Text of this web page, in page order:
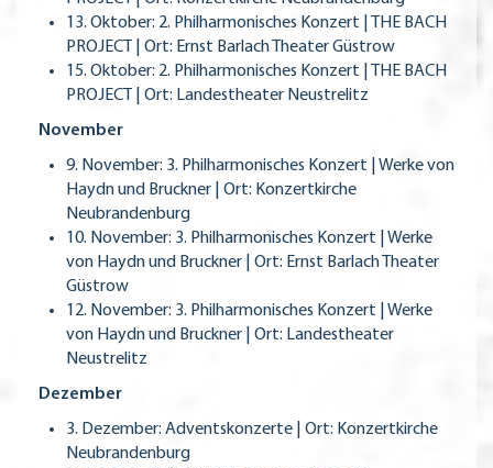
13. Oktober: 2. Philharmonisches Konzert | THE BACH
PROJECT | Ort: Ernst Barlach Theater Güstrow
15. Oktober: 2. Philharmonisches Konzert | THE BACH
PROJECT | Ort: Landestheater Neustrelitz
November
9. November: 3. Philharmonisches Konzert | Werke von
Haydn und Bruckner | Ort: Konzertkirche
Neubrandenburg
10. November: 3. Philharmonisches Konzert | Werke
von Haydn und Bruckner | Ort: Ernst Barlach Theater
Güstrow
12. November: 3. Philharmonisches Konzert | Werke
von Haydn und Bruckner | Ort: Landestheater
Neustrelitz
Dezember
3. Dezember: Adventskonzerte | Ort: Konzertkirche
Neubrandenburg